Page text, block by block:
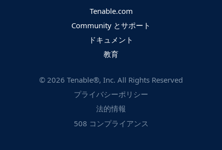
Tenable.com
Community とサポート
ドキュメント
教育
© 2026 Tenable®, Inc. All Rights Reserved
プライバシーポリシー
法的情報
508 コンプライアンス